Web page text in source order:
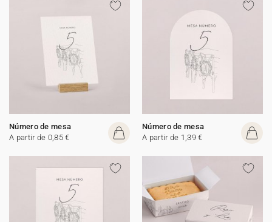
Número de mesa
A partir de 0,85 €
Número de mesa
A partir de 1,39 €